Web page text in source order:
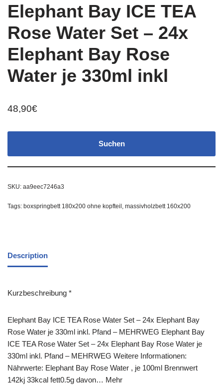
Elephant Bay ICE TEA
Rose Water Set – 24x
Elephant Bay Rose
Water je 330ml inkl
48,90€
Suchen
SKU: aa9eec7246a3
Tags: boxspringbett 180x200 ohne kopfteil massivholzbett 160x200
Description
Kurzbeschreibung *
Elephant Bay ICE TEA Rose Water Set – 24x Elephant Bay
Rose Water je 330ml inkl. Pfand – MEHRWEG Elephant Bay
ICE TEA Rose Water Set – 24x Elephant Bay Rose Water je
330ml inkl. Pfand – MEHRWEG Weitere Informationen:
Nährwerte: Elephant Bay Rose Water , je 100ml Brennwert
142kj 33kcal fett0.5g davon… Mehr